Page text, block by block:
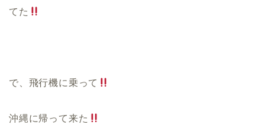
てた
で、飛行機に乗って
沖縄に帰って来た